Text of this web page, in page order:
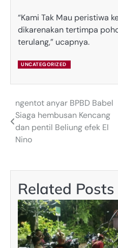
“Kami Tak Mau peristiwa
dikarenakan tertimpa
terulang,” ucapnya.
UNCATEGORIZED
Post
navigation
ngentot anyar BPBD Babel
Siaga hembusan Kencang
dan pentil Beliung efek El
Nino
Related Posts